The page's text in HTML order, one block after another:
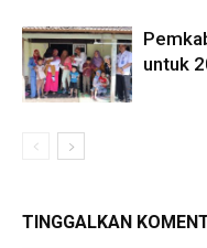
untuk
TINGGALKAN